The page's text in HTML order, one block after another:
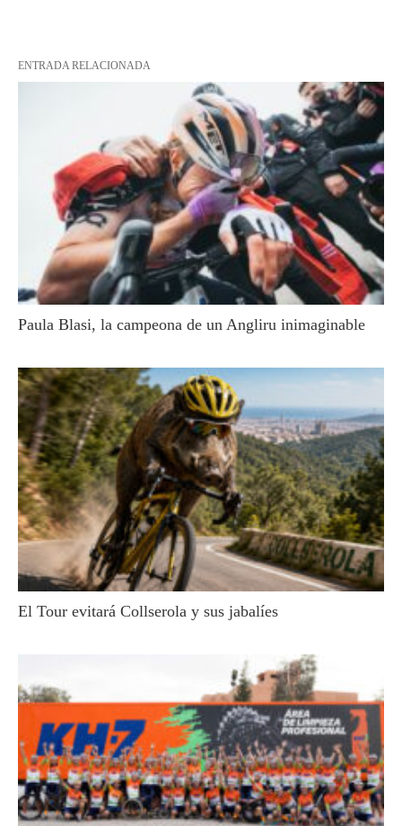
ENTRADA RELACIONADA
Paula Blasi, la campeona de un Angliru inimaginable
El Tour evitará Collserola y sus jabalíes